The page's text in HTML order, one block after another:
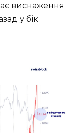
виснаження
у бік